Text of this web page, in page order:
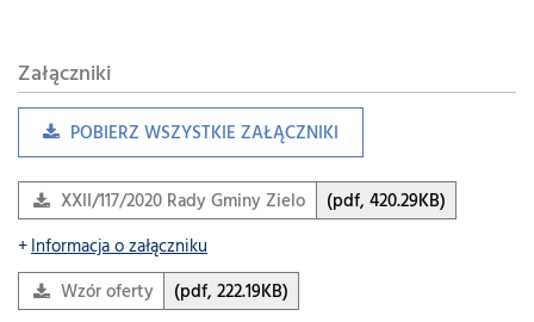
Załączniki
POBIERZ WSZYSTKIE ZAŁĄCZNIKI
XXII/117/2020 Rady Gminy Zielonki z dnia 19 listopada 2020…
(pdf, 420.29KB)
Informacja o załączniku
Wzór oferty
(pdf, 222.19KB)